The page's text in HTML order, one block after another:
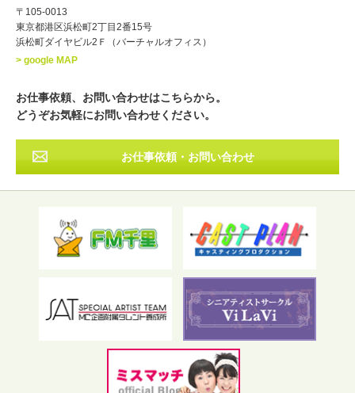
・年齢
・出身地 北海道 東北
その他
フリーワード検索
〒105-0013
東京都港区浜松町2丁目2番15号
浜松町ダイヤビル2Ｆ（バーチャルオフィス）
> google MAP
お仕事依頼、お問い合わせはこちらから。
どうぞお気軽にお問い合わせください。
お仕事依頼・お問い合わせ